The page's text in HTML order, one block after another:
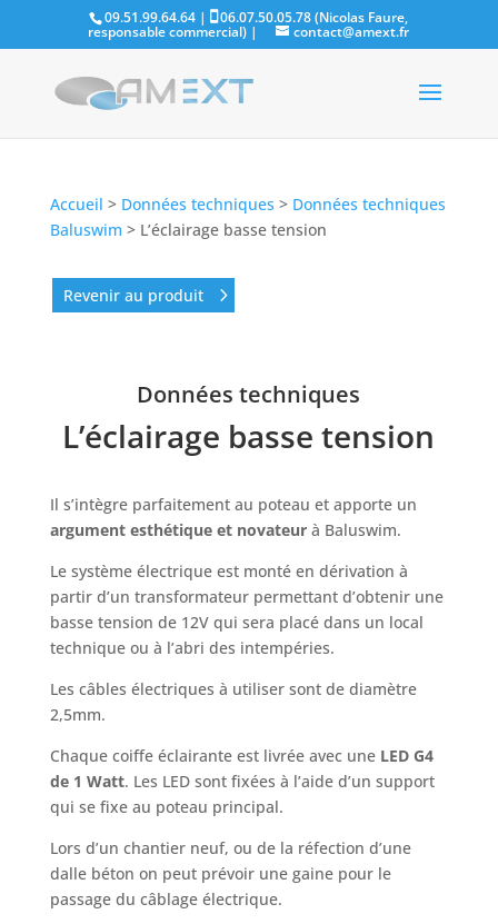
09.51.99.64.64 | 06.07.50.05.78 (Nicolas Faure,
responsable commercial) | contact@amext.fr
Accueil > Données techniques > Données techniques
Baluswim > L’éclairage basse tension
Revenir au produit
Données techniques
L’éclairage basse tension
Il s’intègre parfaitement au poteau et apporte un
argument esthétique et novateurà Baluswim.
Le système électrique est monté en dérivation à
partir d’un transformateur permettant d’obtenir une
basse tension de 12V qui sera placé dans un local
technique ou à l’abri des intempéries.
Les câbles électriques à utiliser sont de diamètre
2,5mm.
Chaque coiffe éclairante est livrée avec une LED G4
de 1 Watt. Les LED sont fixées à l’aide d’un support
qui se fixe au poteau principal.
Lors d’un chantier neuf, ou de la réfection d’une
dalle béton on peut prévoir une gaine pour le
passage du câblage électrique.